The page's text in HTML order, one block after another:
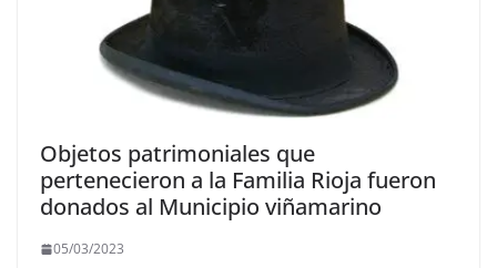
Objetos patrimoniales que
pertenecieron a la Familia Rioja fueron
donados al Municipio viñamarino
05/03/2023